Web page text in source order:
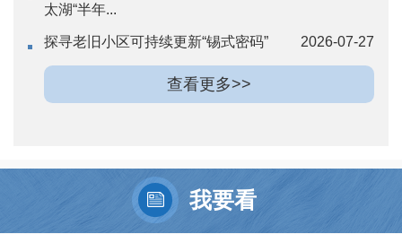
太湖“半年...
2026-07-27
探寻老旧小区可持续更新“锡式密码”
查看更多>>
我要看